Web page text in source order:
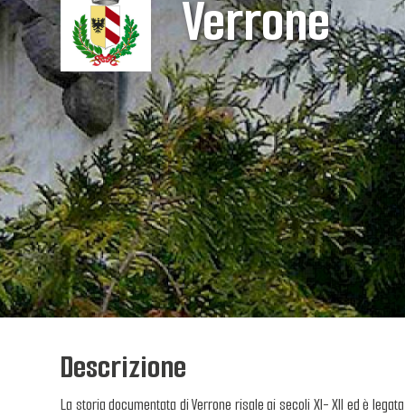
Verrone
Descrizione
La storia documentata di Verrone risale ai secoli XI- XII ed è